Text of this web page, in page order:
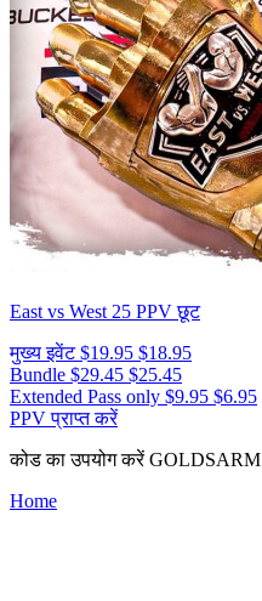
East vs West 25 PPV छूट
मुख्य इवेंट$19.95 $18.95
Bundle $29.45 $25.45
Extended Pass only $9.95 $6.95
PPV प्राप्त करें
कोड का उपयोग करेंGOLDSARM
Home